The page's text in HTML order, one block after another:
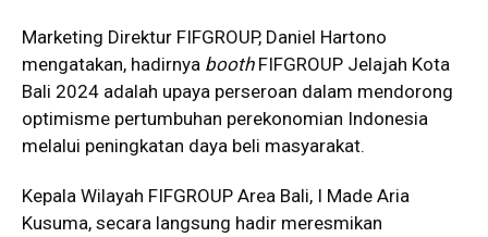
Marketing Direktur FIFGROUP, Daniel Hartono
mengatakan, hadirnya booth FIFGROUP Jelajah Kota
Bali 2024 adalah upaya perseroan dalam mendorong
optimisme pertumbuhan perekonomian Indonesia
melalui peningkatan daya beli masyarakat.
Kepala Wilayah FIFGROUP Area Bali, I Made Aria
Kusuma, secara langsung hadir meresmikan